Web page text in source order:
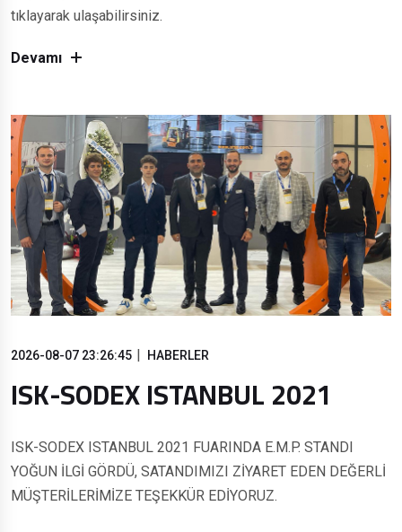
tıklayarak ulaşabilirsiniz.
Devamı
2026-08-07 23:26:45 HABERLER
ISK-SODEX ISTANBUL 2021
ISK-SODEX ISTANBUL 2021 FUARINDA E.M.P. STANDI
YOĞUN İLGİ GÖRDÜ, SATANDIMIZI ZİYARET EDEN DEĞERLİ
MÜŞTERİLERİMİZE TEŞEKKÜR EDİYORUZ.